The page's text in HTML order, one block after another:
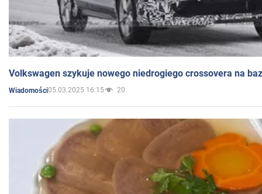
Volkswagen szykuje nowego niedrogiego crossovera na
Wiadomości05.03.2025 16:15 20